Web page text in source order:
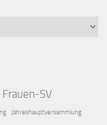
Frauen-SV
Jahreshauptversammlung